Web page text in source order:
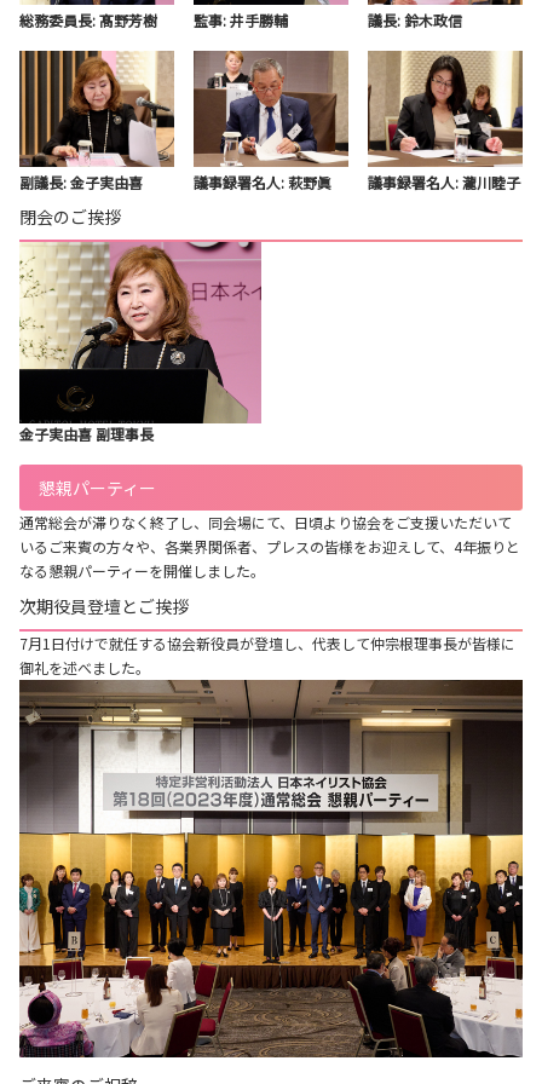
総務委員長: 髙野芳樹 監事: 井手勝輔 議長: 鈴木政信
副議長: 金子実由喜 議事録署名人: 萩野眞 議事録署名人: 瀧川睦子
閉会のご挨拶
金子実由喜 副理事長
懇親パーティー
通常総会が滞りなく終了し、同会場にて、日頃より協会をご支援いただいて
いるご来賓の方々や、各業界関係者、プレスの皆様をお迎えして、4年振りと
なる懇親パーティーを開催しました。
次期役員登壇とご挨拶
7月1日付けで就任する協会新役員が登壇し、代表して仲宗根理事長が皆様に
御礼を述べました。